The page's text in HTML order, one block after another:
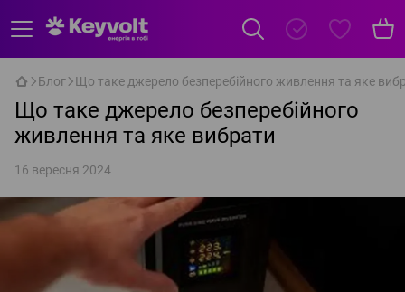
Блог Що таке джерело безперебійного живлення та яке
Що таке джерело безперебійного
живлення та яке вибрати
16 вересня 2024